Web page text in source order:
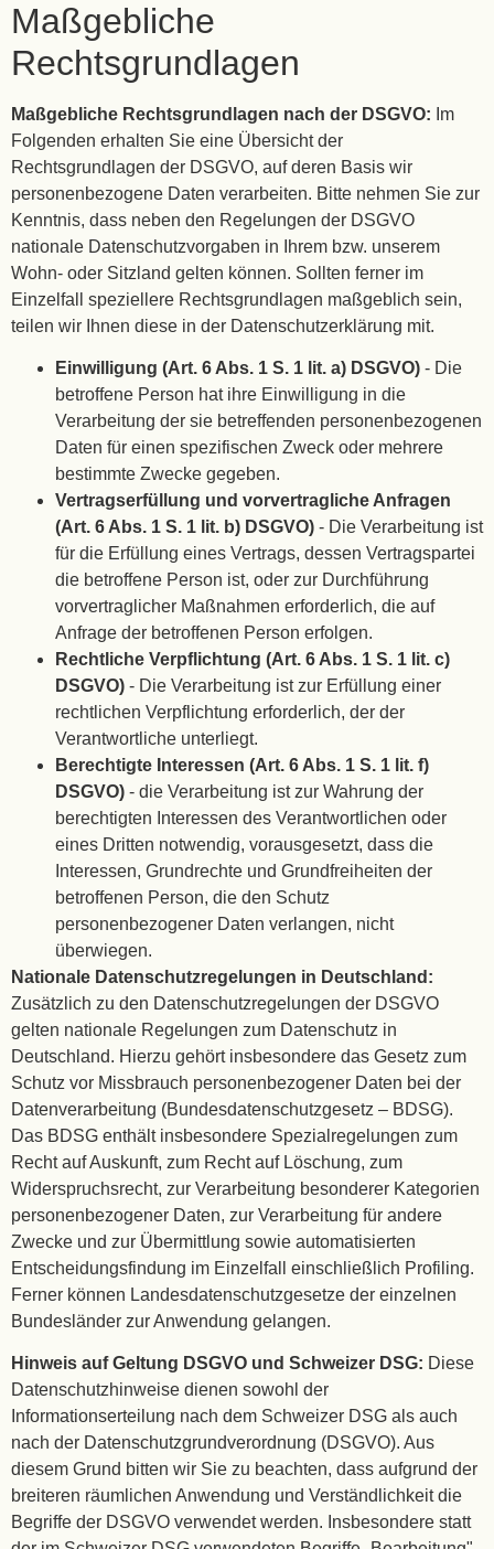
Maßgebliche
Rechtsgrundlagen
Maßgebliche Rechtsgrundlagen nach der DSGVO: Im
Folgenden erhalten Sie eine Übersicht der
Rechtsgrundlagen der DSGVO, auf deren Basis wir
personenbezogene Daten verarbeiten. Bitte nehmen Sie zur
Kenntnis, dass neben den Regelungen der DSGVO
nationale Datenschutzvorgaben in Ihrem bzw. unserem
Wohn- oder Sitzland gelten können. Sollten ferner im
Einzelfall speziellere Rechtsgrundlagen maßgeblich sein,
teilen wir Ihnen diese in der Datenschutzerklärung mit.
Einwilligung (Art. 6 Abs. 1 S. 1 lit. a) DSGVO) - Die
betroffene Person hat ihre Einwilligung in die
Verarbeitung der sie betreffenden personenbezogenen
Daten für einen spezifischen Zweck oder mehrere
bestimmte Zwecke gegeben.
Vertragserfüllung und vorvertragliche Anfragen
(Art. 6 Abs. 1 S. 1 lit. b) DSGVO) - Die Verarbeitung ist
für die Erfüllung eines Vertrags, dessen Vertragspartei
die betroffene Person ist, oder zur Durchführung
vorvertraglicher Maßnahmen erforderlich, die auf
Anfrage der betroffenen Person erfolgen.
Rechtliche Verpflichtung (Art. 6 Abs. 1 S. 1 lit. c)
DSGVO) - Die Verarbeitung ist zur Erfüllung einer
rechtlichen Verpflichtung erforderlich, der der
Verantwortliche unterliegt.
Berechtigte Interessen (Art. 6 Abs. 1 S. 1 lit. f)
DSGVO) - die Verarbeitung ist zur Wahrung der
berechtigten Interessen des Verantwortlichen oder
eines Dritten notwendig, vorausgesetzt, dass die
Interessen, Grundrechte und Grundfreiheiten der
betroffenen Person, die den Schutz
personenbezogener Daten verlangen, nicht
überwiegen.
Nationale Datenschutzregelungen in Deutschland:
Zusätzlich zu den Datenschutzregelungen der DSGVO
gelten nationale Regelungen zum Datenschutz in
Deutschland. Hierzu gehört insbesondere das Gesetz zum
Schutz vor Missbrauch personenbezogener Daten bei der
Datenverarbeitung (Bundesdatenschutzgesetz – BDSG).
Das BDSG enthält insbesondere Spezialregelungen zum
Recht auf Auskunft, zum Recht auf Löschung, zum
Widerspruchsrecht, zur Verarbeitung besonderer Kategorien
personenbezogener Daten, zur Verarbeitung für andere
Zwecke und zur Übermittlung sowie automatisierten
Entscheidungsfindung im Einzelfall einschließlich Profiling.
Ferner können Landesdatenschutzgesetze der einzelnen
Bundesländer zur Anwendung gelangen.
Hinweis auf Geltung DSGVO und Schweizer DSG: Diese
Datenschutzhinweise dienen sowohl der
Informationserteilung nach dem Schweizer DSG als auch
nach der Datenschutzgrundverordnung (DSGVO). Aus
diesem Grund bitten wir Sie zu beachten, dass aufgrund der
breiteren räumlichen Anwendung und Verständlichkeit die
Begriffe der DSGVO verwendet werden. Insbesondere statt